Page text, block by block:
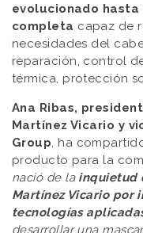
evolucionado
completa capaz de
necesidades del
reparación, control
térmica, protección
Ana Ribas,
Martínez Vicario y
Group, ha
producto para la
nació de la inquietud
Martínez Vicario por
tecnologías
desarrollar una